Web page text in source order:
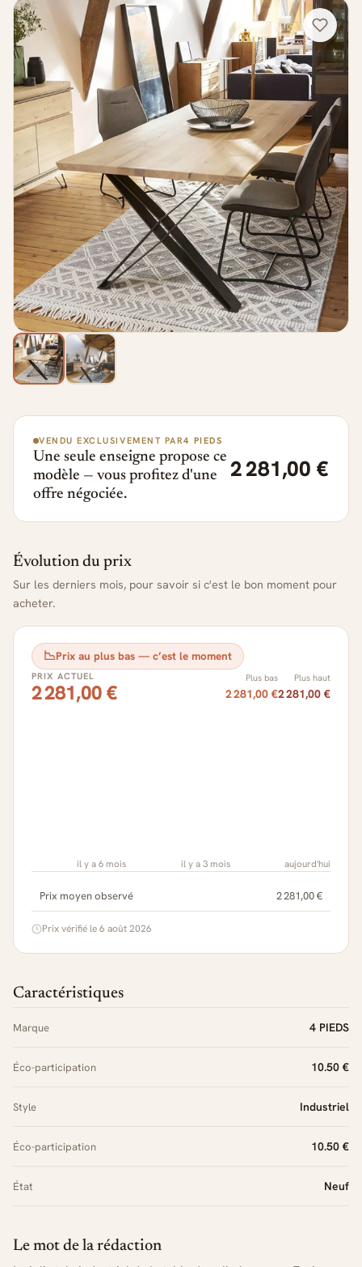
VENDU EXCLUSIVEMENT PAR4 PIEDS
Une seule enseigne propose ce
modèle — vous profitez d'une
offre négociée.
2 281,00 €
Évolution du prix
Sur les derniers mois, pour savoir si c'est le bon moment pour
acheter.
📉Prix au plus bas — c’est le moment
PRIX ACTUEL
2 281,00 €
Plus bas
2 281,00 €
Plus haut
2 281,00 €
il y a 6 mois il y a 3 mois aujourd'hui
Prix moyen observé 2 281,00 €
Prix vérifié le 6 août 2026
Caractéristiques
Marque 4 PIEDS
Éco-participation 10.50 €
Style Industriel
Éco-participation 10.50 €
État Neuf
Le mot de la rédaction